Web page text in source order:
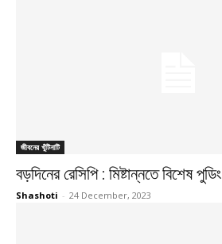
জীবনের খুঁটিনাটি
বড়দিনের রেসিপি : মিষ্টান্নতে বিশেষ পুডিং
Shashoti - 24 December, 2023